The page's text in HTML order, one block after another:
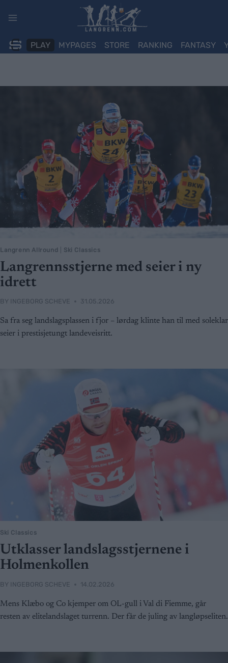
PLAY MYPAGES STORE RANKING FANTASY
Langrenn Allround Ski Classics
Langrennsstjerne med seier i ny
idrett
BY INGEBORG SCHEVE 31.05.2026
Sa fra seg landslagsplassen i fjor – lørdag klinte han til med soleklar
seier i prestisjetungt landeveisritt.
Ski Classics
Utklasser landslagsstjernene i
Holmenkollen
BY INGEBORG SCHEVE 14.02.2026
Mens Klæbo og Co kjemper om OL-gull i Val di Fiemme, går
resten av elitelandslaget turrenn. Der får de juling av langløpseliten.